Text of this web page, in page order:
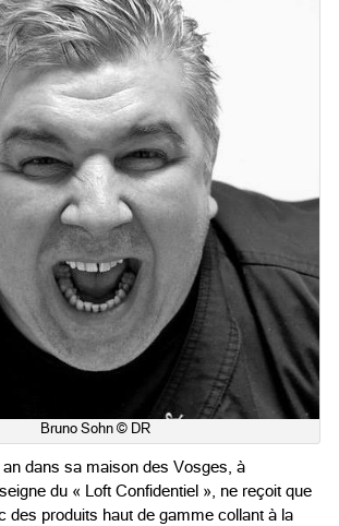
Bruno Sohn © DR
an dans sa maison des Vosges, à
du « Loft Confidentiel », ne reçoit que
des produits haut de gamme collant à la